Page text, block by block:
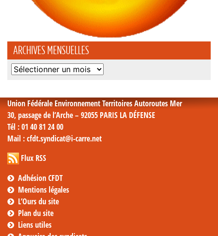
ARCHIVES MENSUELLES
Archives
Union Fédérale Environnement Territoires Autoroutes Mer
30, passage de l’Arche – 92055 PARIS LA DÉFENSE
Tél : 01 40 81 24 00
Mail : cfdt.syndicat@i-carre.net
Flux RSS
Adhésion CFDT
Mentions légales
L’Ours du site
Plan du site
Liens utiles